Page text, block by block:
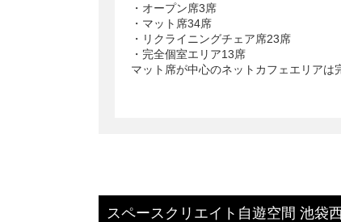
・オープン席3席
・マット席34席
・リクライニングチェア席23席
・完全個室エリア13席
マット席が中心のネットカフェエリア
スペースクリエイト自遊空間 池袋